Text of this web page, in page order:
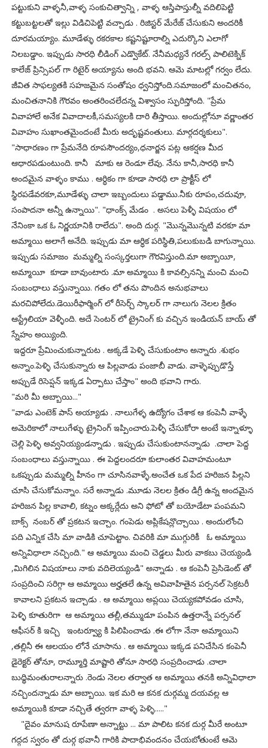
పట్టుకుని వాళ్ళనీ,వాళ్ళ సంకుచిత్వాన్ని , వాళ్ళ ఆస్తిపాస్తుల్నీ వదిలిపెట్టి
కట్టుబట్టలతో ఇల్లు విడిచిపెట్టి వచ్చాడు . రిజిస్టర్ మేరేజ్ చేసుకుని అందరికీ
దూరమయ్యాం. మూడేళ్ళు రకరకాల కష్టనిష్టూరాల్ని ఎదుర్కొని ఎలాగో
నిలబడ్డాం. ఇప్పుడు సారధి లీడింగ్ ఎడ్వొకేట్. నేనీమధ్యనే గరల్స్ పాలిటెక్నిక్
కాలేజ్ ప్రిన్సిపల్ గా రిటైర్ అయ్యాను అంది భవని. ఆమె మాటల్లో గర్వం లేదు.
జీవిత సాఫల్యతకి సహజమైన సంతోషం ధ్వనిస్తోంది.సమాజంలో మంచితనం,
మంచితనానికి గౌరవం అంతరించలేదన్న విశ్వాసం స్ఫురిస్తోంది. "ప్రేమ
వివాహాలే అనేక వివాదాలకీ,సమస్యలకి దారి తీస్తాయి. అందుల్లోనూ వర్ణాంతర
వివాహం సుఖాంతమైందంటే మీరు అదృష్టవంతులు. మార్గదర్శకులు".
"సాధారణం గా ప్రేమనేది రూపసౌందర్యం,ధనార్జన పట్ల ఆకర్షణ మీద
ఆధారపడుంటుంది. కానీ మాకు ఆ రెండూ లేవు. నేను కానీ,సారధి కానీ
అందమైన వాళ్ళం కాము . ఆర్ధికం గా కూడా సారధి లా ప్రాక్టీస్ లో
స్థిరపడేవరకూ,మూడేళ్ళు చాలా ఇబ్బందులు పడ్డాము.నీకు రూపం,చదువూ,
సంపాదనా అన్నీ ఉన్నాయి". "ధాంక్స్ మేడం . అసలు పెళ్ళీ విషయం లో
నేనింకా ఒక ఓ నిర్ణయానికి రాలేదు". అంది దుర్గ. "మొన్నమొన్నటి వరకూ మా
అమ్మాయి అలాగే అనేది. ఇప్పుడు మా ఆర్ధిక పరిస్థితి,పలుకుబడి బాగున్నాయి.
ఇప్పుడు సమాజం మమ్మల్ని సంస్కర్తలుగా గౌరవిస్తుంది.మా అబ్బాయీ,
అమ్మాయీ కూడా బావుంటారు .మా అమ్మాయి కి కావల్సినన్ని మంచి మంచి
సంబంధాలు వస్తున్నాయి. గతం లో తను పొందిన అనుభవాలు
మరచిపోలేదు.డెయిరీఫార్మింగ్ లో రీసెర్చ్ స్కాలర్ గా నాలుగు నెలల క్రితం
ఆస్ట్రేలియా వెళ్ళీంది. అదే సెంటర్ లో ట్రైనింగ్ కు వచ్చిన ఇండియన్ బాయ్ తో
స్నేహం అయ్యింది.
ఇద్దరూ ప్రేమించుకున్నారుట . అక్కడే పెళ్ళి చేసుకుంటాం అన్నారు .శుభం
అన్నాం.పెళ్ళి చేసుకున్నారు ఆ పిల్లవాడు పంజాబీ వాడు. వాళ్ళెప్పుడొస్తే
అప్పుడే రిసెప్షన్ ఇక్కడ ఏర్పాటు చేస్తాం" అంది భవాని గారు.
"మరి మీ అబ్బాయి..."
"వాడు ఎంటెక్ పాస్ అయ్యాడు . నాలుగేళ్ళ ఉద్యోగం చేశాక ఆ కంపెనీ వాళ్ళే
అమెరికాలో నాలుగేళ్ళు ట్రైనింగ్ ఇప్పించారు.పెళ్ళీ చేసుకోరా అంటే ఇన్నాళ్ళూ
చెల్లి పెళ్ళి అవ్వనియ్యండన్నాడు . ఇప్పుడు చేసుకుంటానన్నాడు .చాలా పెద్ద
సంబంధాలు వస్తున్నాయి . ఈ పెద్దలందరూ కులాంతర వివాహమంటూ
ఒకప్పుడు మమ్మల్ని హీనం గా చూసినవాళ్ళే.అంచేత ఒక పేద హరిజన పిల్లని
చూసి చేసుకోమన్నాం. సరే అన్నాడు .మూడు నెలల క్రితం డిగ్రీ ఉన్న అందమైన
హరిజన పిల్ల కావాలి, కట్నం అక్కర్లేదు అని ఫోటో తో బయోడేటా పంపమని
బాక్స్ నంబర్ తో ప్రకటన ఇచ్చాం. గంపెడు అప్లికేషన్లొచ్చాయి . అందులోంచి
పది ఎన్నిక చేసి మా వాడికి చూపెట్టాం. చివరికి మా ముగ్గురికీ ఓ అమ్మాయి
అన్నివిధాలా నచ్చింది." ఆ అమ్మాయి మంచి చెడ్డలు మీరు వాకబు చెయ్యండి
,మిగిలిన విషయాలు నాకు వదిలెయ్యండి" అన్నాడు . ఆ కంపెనీ ప్రెసిడెంట్ తో
సంప్రదించి సరిగ్గా ఆ అమ్మాయి అర్హతలే ఉన్న అవివాహితైన పర్సనల్ సెక్రటరీ
కావాలని ప్రకటన ఇచ్చాడు . ఆ అమ్మాయి అప్లయి చెయ్యకపోవడం చూసి,
పెళ్ళి కూతురిగా ఆ అమ్మాయి తల్లీ,తమ్ముడూ పంపిన ఉత్తరాన్నే పర్సనల్
ఆఫీసర్ కి ఇచ్చి ఇంటర్వ్యూ కి పిలిపించాడు .ఈ లోగా నేనా అమ్మాయిని
,తల్లినీ ఈ ఆలయం లోనే చూసాను . ఆ అమ్మాయి ఇక్కడ పనిచేసిన కంపెనీ
డైరెక్టర్ తోనూ, రామ్మూర్తి మాష్టారి తోనూ సారధి సంప్రదించాడు .చాలా
బుధ్ధిమంతురాలన్నారు .రెండు నెలల తర్వాత ఆ అమ్మాయి తనకి అన్నివిధాలా
నచ్చిందన్నాడు మా అబ్బాయి. ఇక మరి ఆ కనక దుర్గమ్మ దయవల్ల ఆ
అమ్మాయికి కూడా నచ్చితే త్వరగా వాళ్ళ పెళ్ళి....."
"దైవం మానుష రూపేణా అన్నాట్టు ... మా పాలిట కనక దుర్గ మీరే అంటూ
గద్గద స్వరం తో దుర్గ భవానీ గారికి పాదాభివందనం చేయబోతుంటే ఆమె